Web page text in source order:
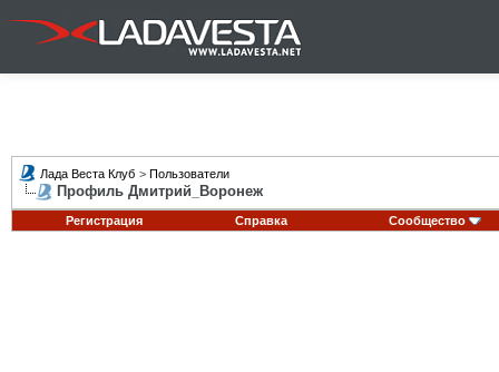
Лада Веста Клуб > Пользователи
Профиль Дмитрий_Воронеж
Регистрация Справка Сообщество